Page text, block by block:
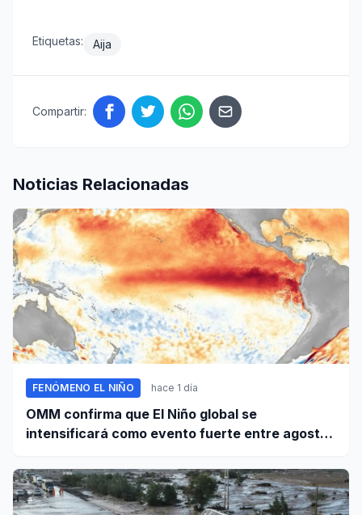
Etiquetas: Aija
Compartir:
Noticias Relacionadas
FENÓMENO EL NIÑO hace 1 día
OMM confirma que El Niño global se
intensificará como evento fuerte entre agosto